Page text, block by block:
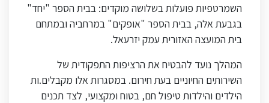
השמרטפיות פועלות בשלושה מוקדים: בבית הספר "יחד"
בגבעת אלה, בבית הספר "אופקים" במרחביה ובמתחם
בית המועצה האזורית עמק יזרעאל.
המהלך נועד להבטיח את הרציפות התפקודית של
השירותים החיוניים בעת חירום. במסגרות אלו מקבלים.ות
הילדים והילדות טיפול חם, בטוח ומקצועי, לצד תכנים